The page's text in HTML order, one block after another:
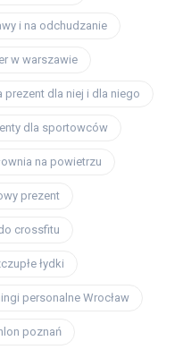
i na odchudzanie
w warszawie
prezent dla niej i dla niego
dla sportowców
na powietrzu
prezent
crossfitu
łydki
personalne Wrocław
poznań